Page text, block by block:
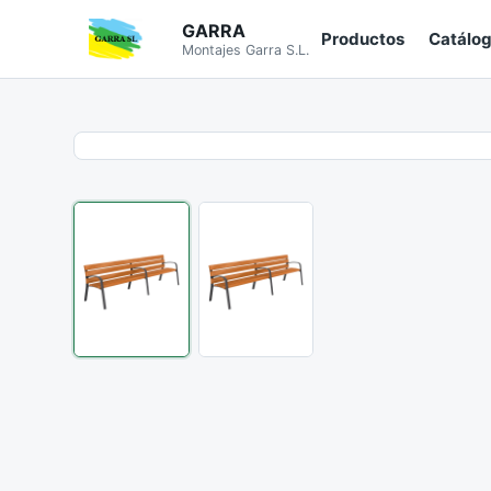
GARRA
Montajes Garra S.L.
Productos